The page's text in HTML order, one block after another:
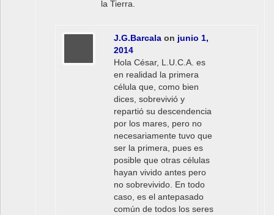
la Tierra.
J.G.Barcala on junio 1,
2014
Hola César, L.U.C.A. es
en realidad la primera
célula que, como bien
dices, sobrevivió y
repartió su descendencia
por los mares, pero no
necesariamente tuvo que
ser la primera, pues es
posible que otras células
hayan vivido antes pero
no sobrevivido. En todo
caso, es el antepasado
común de todos los seres